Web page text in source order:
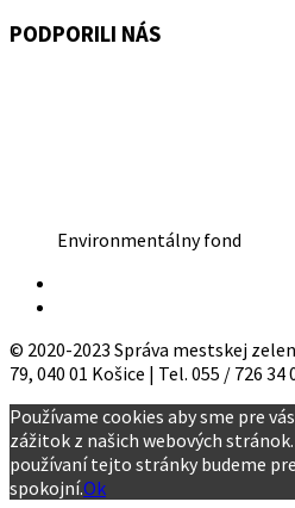
PODPORILI NÁS
Environmentálny fond
© 2020-2023 Správa mestskej
79, 040 01 Košice | Tel. 055 / 726 34
Používame cookies aby sme pre
zážitok z našich webových
používaní tejto stránky budeme
spokojní.Ok